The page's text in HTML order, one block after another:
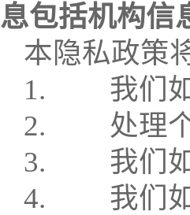
息包括机构信
本隐私政策
1. 我们
2. 处理
3. 我们
4. 我们